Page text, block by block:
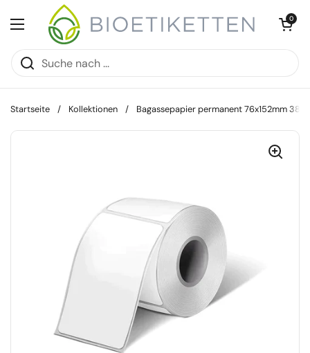
Zum Inhalt springen
Menü öffnen
Warenkorb
0
Startseite / Kollektionen / Bagassepapier permanent 76x152mm 380